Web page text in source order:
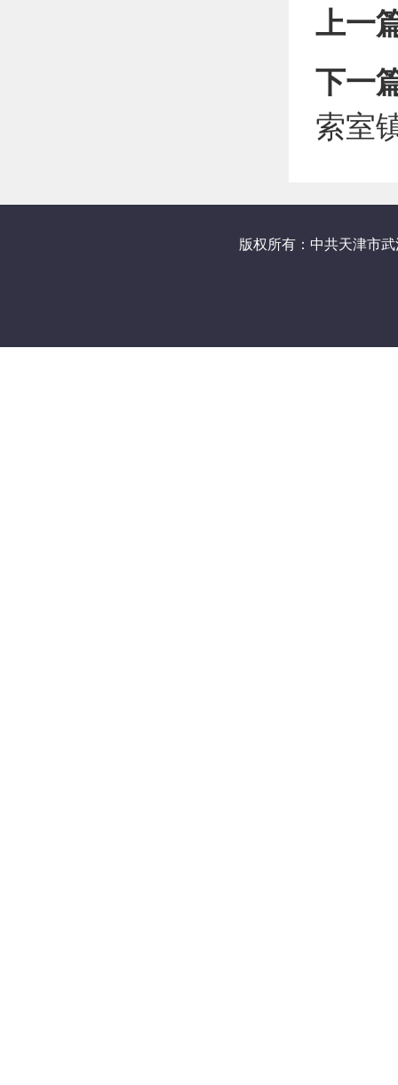
上一
下一
索室
版权所有：中共天津市